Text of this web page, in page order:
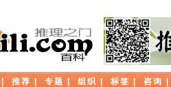
推荐 专题 组织 标签 咨询